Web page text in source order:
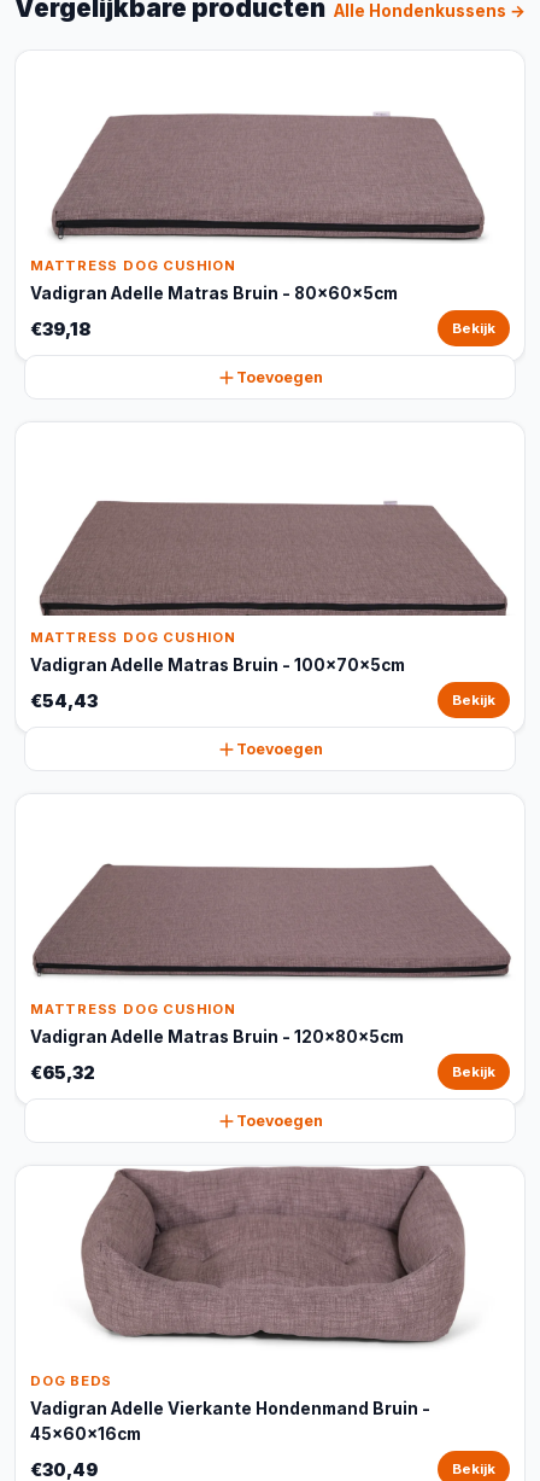
Vergelijkbare producten Alle Hondenkussens →
MATTRESS DOG CUSHION
Vadigran Adelle Matras Bruin - 80x60x5cm
€39,18 Bekijk
Toevoegen
MATTRESS DOG CUSHION
Vadigran Adelle Matras Bruin - 100x70x5cm
€54,43 Bekijk
Toevoegen
MATTRESS DOG CUSHION
Vadigran Adelle Matras Bruin - 120x80x5cm
€65,32 Bekijk
Toevoegen
DOG BEDS
Vadigran Adelle Vierkante Hondenmand Bruin -
45x60x16cm
€30,49 Bekijk